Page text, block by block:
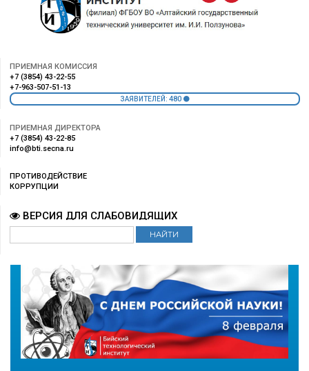
ПРИЕМНАЯ КОМИССИЯ
+7 (3854) 43-22-55
+7-963-507-51-13
ЗАЯВИТЕЛЕЙ: 480
ПРИЕМНАЯ ДИРЕКТОРА
+7 (3854) 43-22-85
info@bti.secna.ru
ПРОТИВОДЕЙСТВИЕ
КОРРУПЦИИ
ВЕРСИЯ ДЛЯ СЛАБОВИДЯЩИХ